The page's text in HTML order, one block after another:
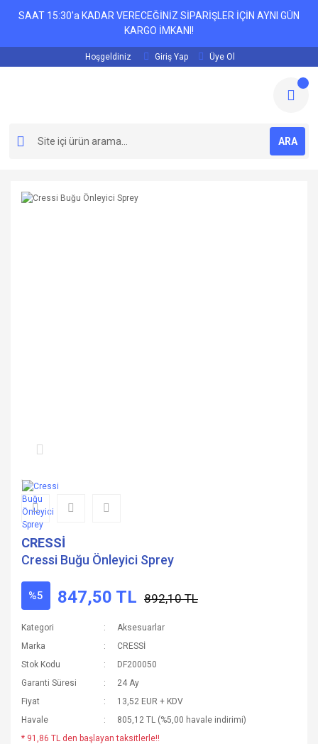
SAAT 15:30'a KADAR VERECEĞİNİZ SİPARİŞLER İÇİN AYNI GÜN
KARGO İMKANI!
Hoşgeldiniz Giriş Yap Üye Ol
ARA
CRESSİ
Cressi Buğu Önleyici Sprey
%5 847,50 TL 892,10 TL
Kategori
Aksesuarlar
Marka
CRESSİ
Stok Kodu
DF200050
Garanti Süresi
24 Ay
Fiyat
13,52 EUR + KDV
Havale
805,12 TL (%5,00 havale indirimi)
* 91,86 TL den başlayan taksitlerle!!